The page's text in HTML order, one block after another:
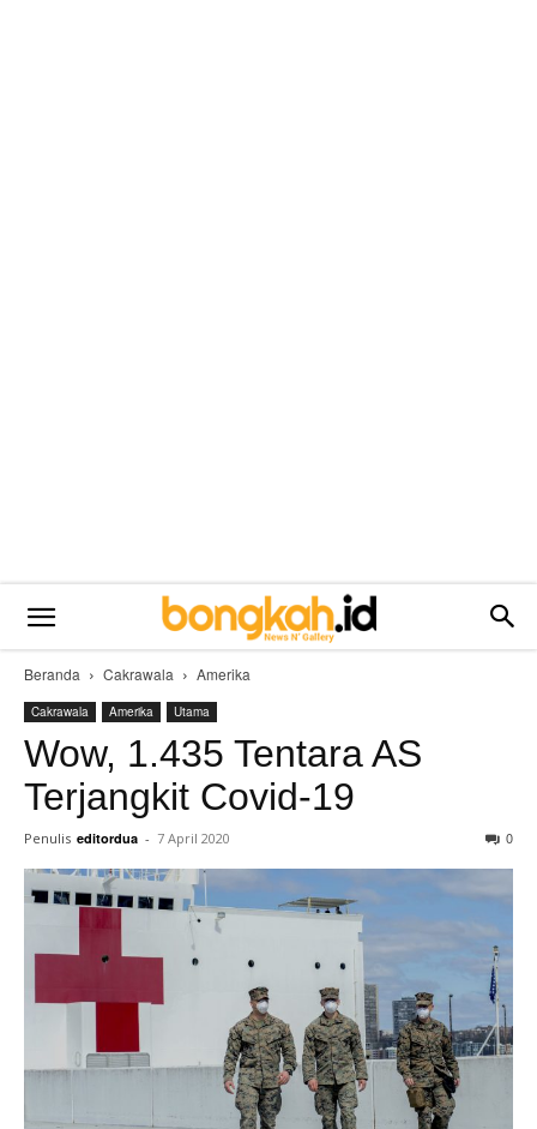
Beranda Cakrawala Amerika
Cakrawala Amerika Utama
Wow, 1.435 Tentara AS
Terjangkit Covid-19
Penulis editordua - 7 April 2020 0